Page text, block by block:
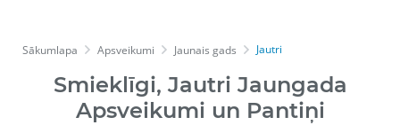
Sākumlapa Apsveikumi Jaunais gads Jautri
Smieklīgi, Jautri Jaungada
Apsveikumi un Pantiņi